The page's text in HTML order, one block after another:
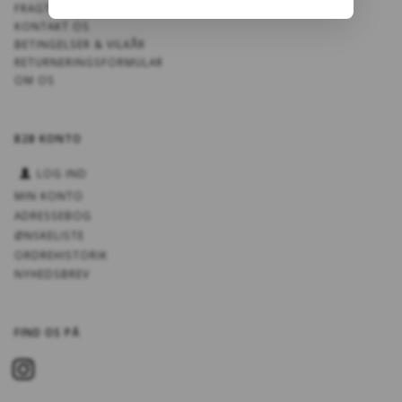
FRAGT OG LEVERING
KONTAKT OS
BETINGELSER & VILKÅR
RETURNERINGSFORMULAR
OM OS
B2B KONTO
LOG IND
MIN KONTO
ADRESSEBOG
ØNSKELISTE
ORDREHISTORIK
NYHEDSBREV
FIND OS PÅ